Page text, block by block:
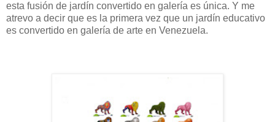
esta fusión de jardín convertido en galería es única. Y me
atrevo a decir que es la primera vez que un jardín educativo
es convertido en galería de arte en Venezuela.